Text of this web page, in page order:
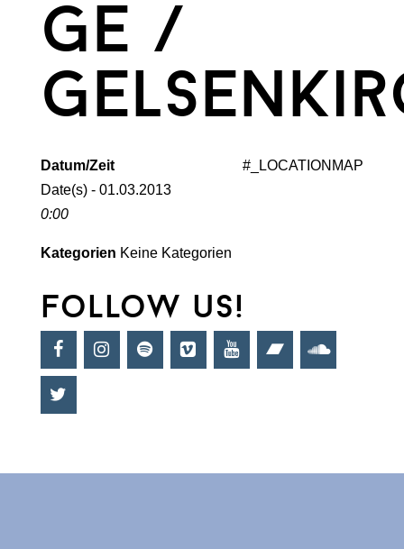
ge /
#_LOCATIONMAP
Datum/Zeit
Date(s) - 01.03.2013
0:00
Kategorien Keine Kategorien
follow us!